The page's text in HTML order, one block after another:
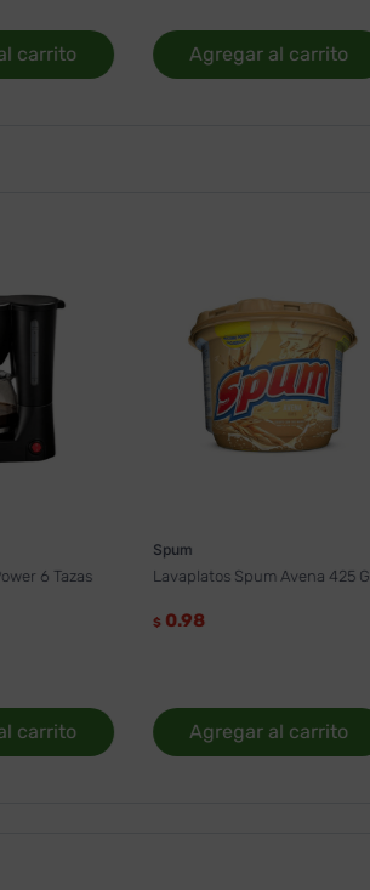
carrito Agregar al carrito
6 Tazas
carrito
Spum
Lavaplatos Spum Avena 425 G
$ 0.98
Agregar al carrito